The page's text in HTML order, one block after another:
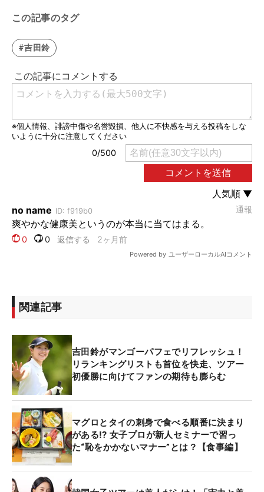
この記事のタグ
#吉田鈴
関連記事
吉田鈴がマンゴーパフェでリフレッシュ！
リランキングリストも首位を快走、ツアー
初優勝に向けてファンの期待も膨らむ
マグロとタイの刺身で食べる順番に決まり
がある⁉ 女子プロが新人セミナーで習っ
た“恥をかかないマナー”とは？【食事編】